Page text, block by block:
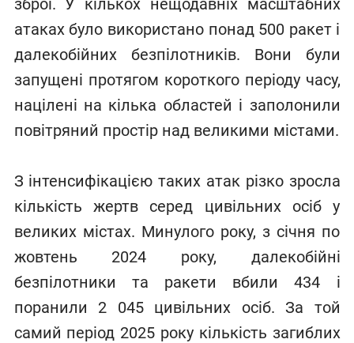
атаках було використано понад 500 ракет і
далекобійних безпілотників. Вони були
запущені протягом короткого періоду часу,
націлені на кілька областей і заполонили
повітряний простір над великими містами.
З інтенсифікацією таких атак різко зросла
кількість жертв серед цивільних осіб у
великих містах. Минулого року, з січня по
жовтень 2024 року, далекобійні
безпілотники та ракети вбили 434 і
поранили 2 045 цивільних осіб. За той
самий період 2025 року кількість загиблих